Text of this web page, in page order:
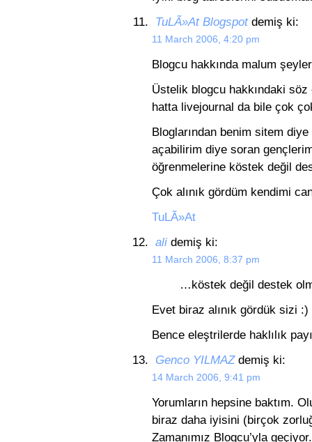
TuLÃ»At Blogspotdemiş ki:
11 March 2006, 4:20 pm
Blogcu hakkında malum
Üstelik blogcu hakkındaki
hatta livejournal da bile çok
Bloglarından benim sitem
açabilirim diye soran
öğrenmelerine köstek değil
Çok alınık gördüm kendimi
TuLÃ»At
alidemiş ki:
11 March 2006, 8:37 pm
…köstek değil destek
Evet biraz alınık gördük sizi :)
Bence eleştrilerde haklılık
Genco YILMAZdemiş ki:
14 March 2006, 9:41 pm
Yorumların hepsine baktım.
biraz daha iyisini (birçok
Zamanımız Blogcu’yla